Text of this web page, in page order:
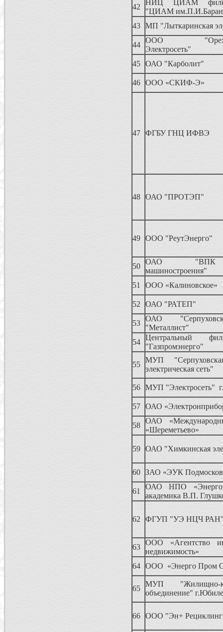
42
НИЦ ЦИАМ
"ЦИАМ
43 МП "Лыткаринская
44
ООО "Орехово-
Электросеть"
45 ОАО "Карболит"
46 ООО «СКИФ-Э»
47 ФГБУ ГНЦ ИФВЭ
48 ОАО "ПРОТЭП"
49 ООО "РеутЭнерго"
50
ОАО
машиностроения"
51
ООО «Калиновское»
52 ОАО "РАТЕП"
53
ОАО
"Металлист"
54
Центральный
"Газпромэнерго"
55
МУП
электрическая сеть"
56 МУП "Электросеть"
57 ОАО
58
ОАО
«Шереметьево»
59 ОАО "Химкинская
60 ЗАО «ЭУК
61
ОАО НПО
академика В.П.
62 ФГУП "УЭ НЦЧ
63
ООО «Агентство
недвижимость»
64 ООО «Энерго Пром
65
МУП "Жилищно-
объединение"
66 ООО "Эн+